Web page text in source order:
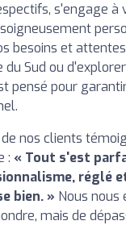
s'engage à
besoins et
Sud ou
pensé pour
nos clients
: « Tout s'est
réglé
bien. » Nous nous
mais de